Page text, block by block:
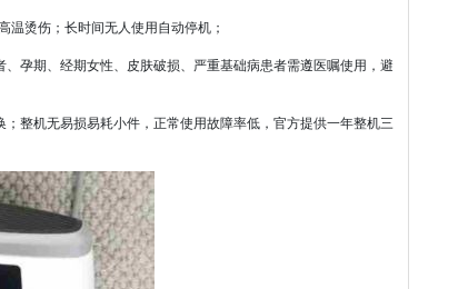
烫伤；长时间无人使用自动停机；
孕期、经期女性、皮肤破损、严重基础病患者需遵医嘱使用，避
整机无易损易耗小件，正常使用故障率低，官方提供一年整机三